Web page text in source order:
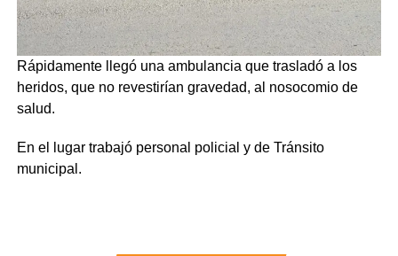
Rápidamente llegó una ambulancia que trasladó a los
heridos, que no revestirían gravedad, al nosocomio de
salud.
En el lugar trabajó personal policial y de Tránsito
municipal.